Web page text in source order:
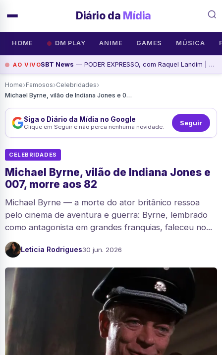
Diário da Mídia
HOME DM PLAY ANIME GAMES MÚSICA
AO VIVOSBT News — PODER EXPRESSO, com Raquel Landim | | SBT News, assista agora
Home›Famosos›Celebridades›
Michael Byrne, vilão de Indiana Jones e 007, morre aos 82
Siga o Diário da Mídia no Google
Clique em Seguir e não perca nenhuma novidade. Seguir
CELEBRIDADES
Michael Byrne, vilão de Indiana Jones e
007, morre aos 82
Michael Byrne — a morte do ator britânico ressoa
pelo cinema de aventura e guerra: Byrne, lembrado
como antagonista em grandes franquias, faleceu no...
Leticia Rodrigues30 jun. 2026